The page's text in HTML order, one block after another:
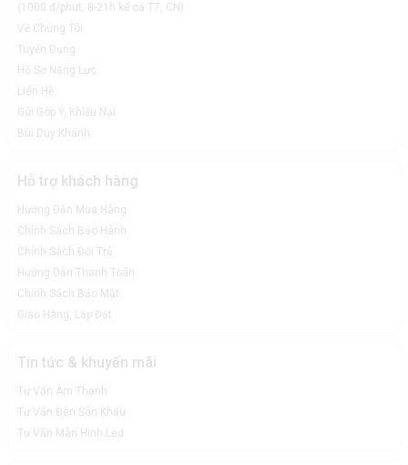
(1000 đ/phút, 8-21h kể cả T7, CN)
Về Chúng Tôi
Tuyển Dụng
Hồ Sơ Năng Lực
Liên Hệ
Gửi Góp Ý, Khiếu Nại
Bùi Duy Khánh
Hỗ trợ khách hàng
Hướng Dẫn Mua Hàng
Chính Sách Bảo Hành
Chính Sách Đổi Trả
Hướng Dẫn Thanh Toán
Chính Sách Bảo Mật
Giao Hàng, Lắp Đặt
Tin tức & khuyến mãi
Tư Vấn Âm Thanh
Tư Vấn Đèn Sân Khấu
Tư Vấn Màn Hình Led